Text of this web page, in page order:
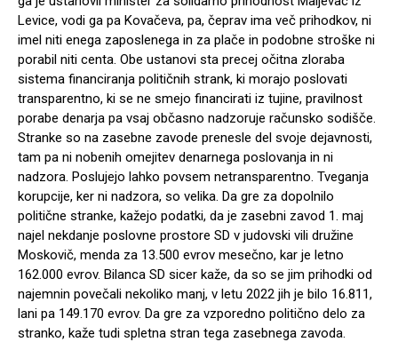
Levice, vodi ga pa Kovačeva, pa, čeprav ima več prihodkov, ni
imel niti enega zaposlenega in za plače in podobne stroške ni
porabil niti centa. Obe ustanovi sta precej očitna zloraba
sistema financiranja političnih strank, ki morajo poslovati
transparentno, ki se ne smejo financirati iz tujine, pravilnost
porabe denarja pa vsaj občasno nadzoruje računsko sodišče.
Stranke so na zasebne zavode prenesle del svoje dejavnosti,
tam pa ni nobenih omejitev denarnega poslovanja in ni
nadzora. Poslujejo lahko povsem netransparentno. Tveganja
korupcije, ker ni nadzora, so velika. Da gre za dopolnilo
politične stranke, kažejo podatki, da je zasebni zavod 1. maj
najel nekdanje poslovne prostore SD v judovski vili družine
Moskovič, menda za 13.500 evrov mesečno, kar je letno
162.000 evrov. Bilanca SD sicer kaže, da so se jim prihodki od
najemnin povečali nekoliko manj, v letu 2022 jih je bilo 16.811,
lani pa 149.170 evrov. Da gre za vzporedno politično delo za
stranko, kaže tudi spletna stran tega zasebnega zavoda.